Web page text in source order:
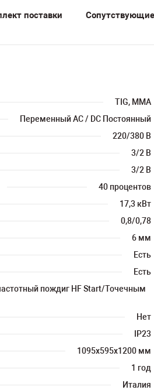
поставки
TIG, MMA
Переменный АС / DC Постоянный
220/380 В
3/2 В
3/2 В
40 процентов
17,3 кВт
0,8/0,78
6 мм
Есть
Есть
пождиг HF Start/Точечным
Нет
IP23
1095х595х1200 мм
1 год
Италия